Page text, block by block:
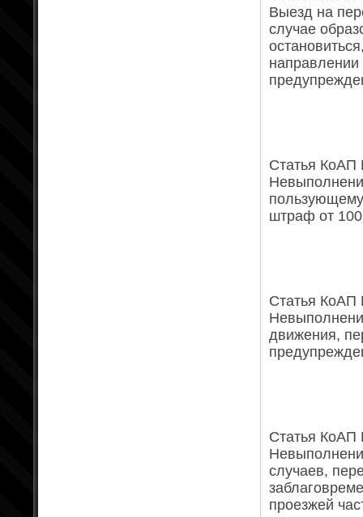
Выезд на
случае
направлении
Статья КоАП
штраф от
Статья КоАП
движения,
Статья КоАП
случаев,
проезжей